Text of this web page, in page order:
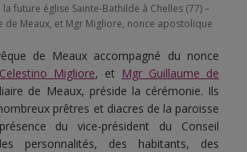
future église Sainte-Bathilde à Chelles (77) –
de Meaux, et Mgr Migliore, nonce apostolique
de Meaux accompagné du nonce
Migliore, et Mgr Guillaume de
de Meaux, préside la cérémonie. Ils
prêtres et diacres de la paroisse
du vice-président du Conseil
personnalités, des habitants, des